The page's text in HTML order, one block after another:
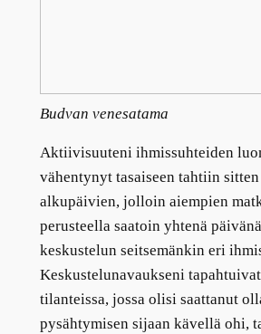
Budvan venesatama
Aktiivisuuteni ihmissuhteiden
vähentynyt tasaiseen tahtiin
alkupäivien, jolloin aiempien
perusteella saatoin yhtenä
keskustelun seitsemänkin eri
Keskustelunavaukseni
tilanteissa, jossa olisi saattanut
pysähtymisen sijaan kävellä ohi,